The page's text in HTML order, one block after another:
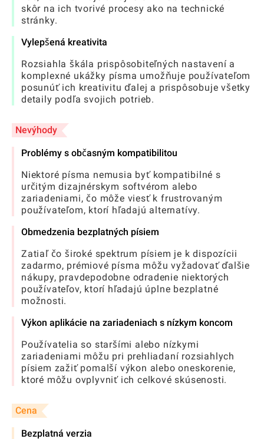
skôr na ich tvorivé procesy ako na technické
stránky.
Vylepšená kreativita
Rozsiahla škála prispôsobiteľných nastavení a
komplexné ukážky písma umožňuje používateľom
posunúť ich kreativitu ďalej a prispôsobuje všetky
detaily podľa svojich potrieb.
Nevýhody
Problémy s občasným kompatibilitou
Niektoré písma nemusia byť kompatibilné s
určitým dizajnérskym softvérom alebo
zariadeniami, čo môže viesť k frustrovaným
používateľom, ktorí hľadajú alternatívy.
Obmedzenia bezplatných písiem
Zatiaľ čo široké spektrum písiem je k dispozícii
zadarmo, prémiové písma môžu vyžadovať ďalšie
nákupy, pravdepodobne odradenie niektorých
používateľov, ktorí hľadajú úplne bezplatné
možnosti.
Výkon aplikácie na zariadeniach s nízkym koncom
Používatelia so staršími alebo nízkymi
zariadeniami môžu pri prehliadaní rozsiahlych
písiem zažiť pomalší výkon alebo oneskorenie,
ktoré môžu ovplyvniť ich celkové skúsenosti.
Cena
Bezplatná verzia